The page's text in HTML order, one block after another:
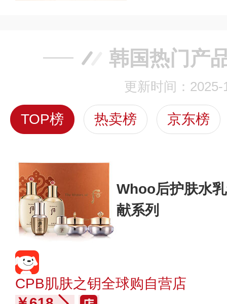
韩国热门产
更新时间：2025-
TOP榜 热卖榜 京东榜
Whoo后护肤水
献系列
CPB肌肤之钥全球购自营店